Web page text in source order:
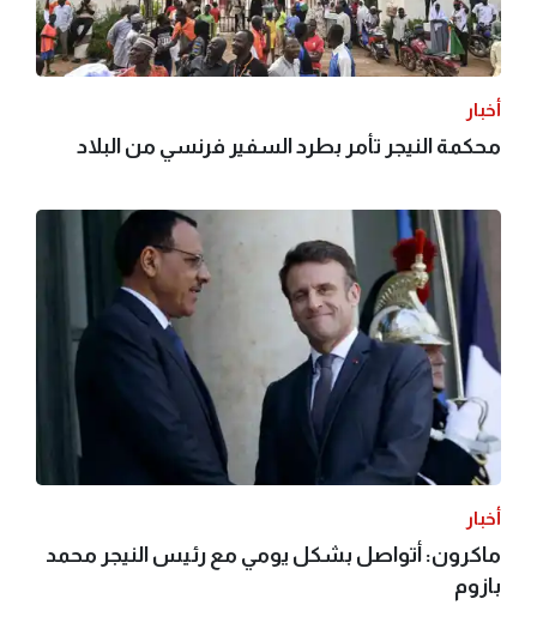
أخبار
محكمة النيجر تأمر بطرد السفير فرنسي من البلاد
أخبار
ماكرون: أتواصل بشكل يومي مع رئيس النيجر محمد
بازوم